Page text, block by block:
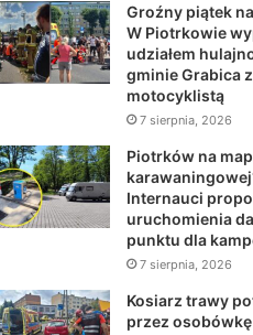
Groźny piątek
W Piotrkowie
udziałem
gminie Grabica z
motocyklistą
7 sierpnia, 2026
Piotrków na
Internauci
uruchomienia
punktu dla
7 sierpnia, 2026
Kosiarz trawy
przez